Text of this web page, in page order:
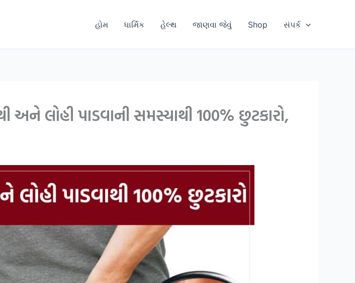
હોમ ધાર્મિક હેલ્થ જાણવા જેવું Shop સંપર્ક
અને લોહી પાડવાની સમસ્યાથી 100% છુટકારો,